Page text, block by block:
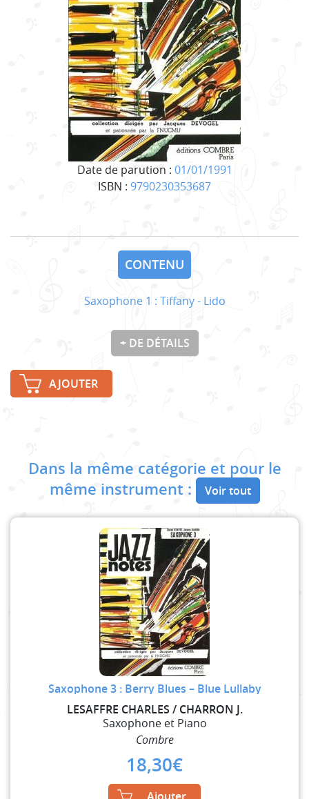
Date de parution : 01/01/1991
ISBN : 9790230353687
CONTENU
Saxophone 1 : Tiffany - Lido
+ DE DÉTAILS
AJOUTER
Dans la même catégorie et pour le
même instrument :
Voir tout
Saxophone 3 : Berry Blues – Blue Lullaby
LESAFFRE CHARLES / CHARRON J.
Saxophone et Piano
Combre
18,30€
Ajouter